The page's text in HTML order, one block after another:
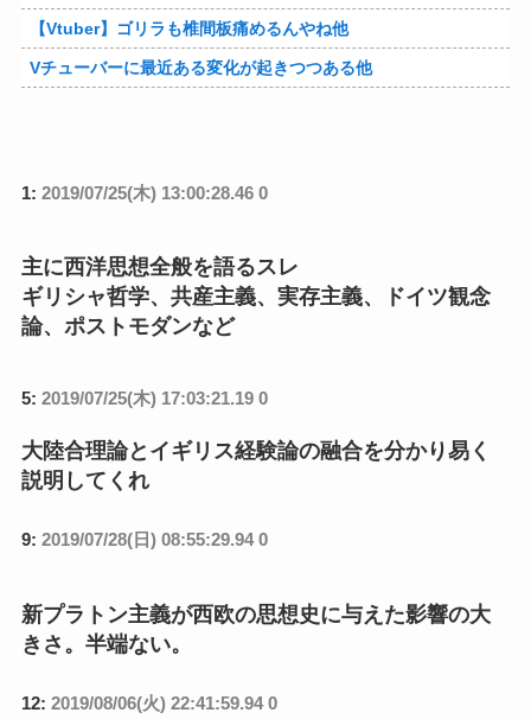
【Vtuber】ゴリラも椎間板痛めるんやね他
Vチューバーに最近ある変化が起きつつある他
1: 2019/07/25(木) 13:00:28.46 0
主に西洋思想全般を語るスレ
ギリシャ哲学、共産主義、実存主義、ドイツ観念
論、ポストモダンなど
5: 2019/07/25(木) 17:03:21.19 0
大陸合理論とイギリス経験論の融合を分かり易く
説明してくれ
9: 2019/07/28(日) 08:55:29.94 0
新プラトン主義が西欧の思想史に与えた影響の大
きさ。半端ない。
12: 2019/08/06(火) 22:41:59.94 0